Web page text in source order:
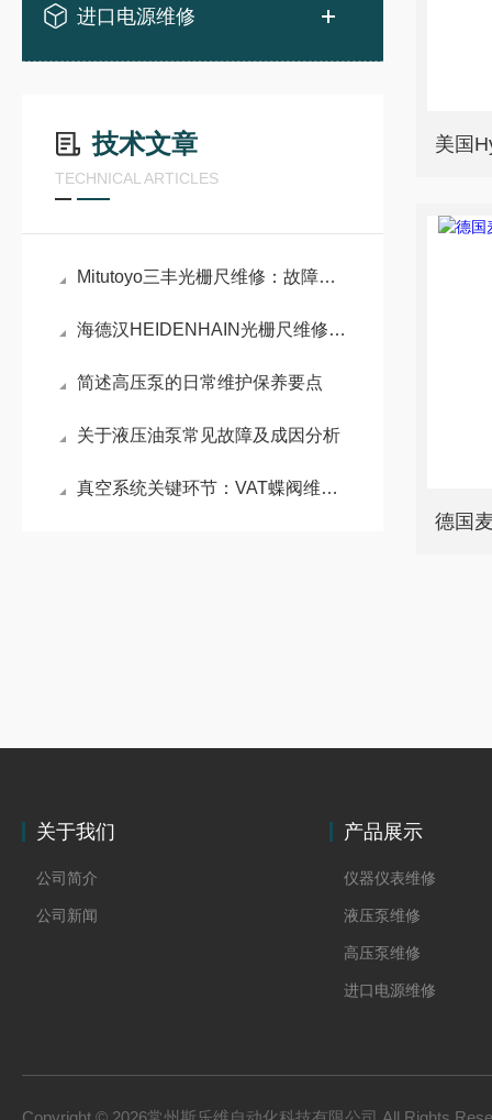
进口电源维修
技术文章
TECHNICAL ARTICLES
Mitutoyo三丰光栅尺维修：故障排查与维护实践
海德汉HEIDENHAIN光栅尺维修：结构与故障分析
简述高压泵的日常维护保养要点
关于液压油泵常见故障及成因分析
真空系统关键环节：VAT蝶阀维修原理与密封性能重构技术
关于我们
公司简介
公司新闻
产品展示
仪器仪表维修
液压泵维修
高压泵维修
进口电源维修